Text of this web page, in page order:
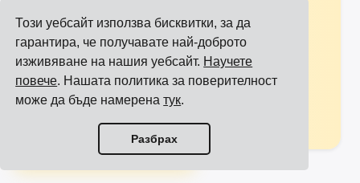
Този уебсайт използва бисквитки, за да
гарантира, че получавате най-доброто
изживяване на нашия уебсайт. Научете
повече. Нашата политика за поверителност
може да бъде намеренатук.
Разбрах
Преглед на всички интеграции
Преглед на всички превозвачи